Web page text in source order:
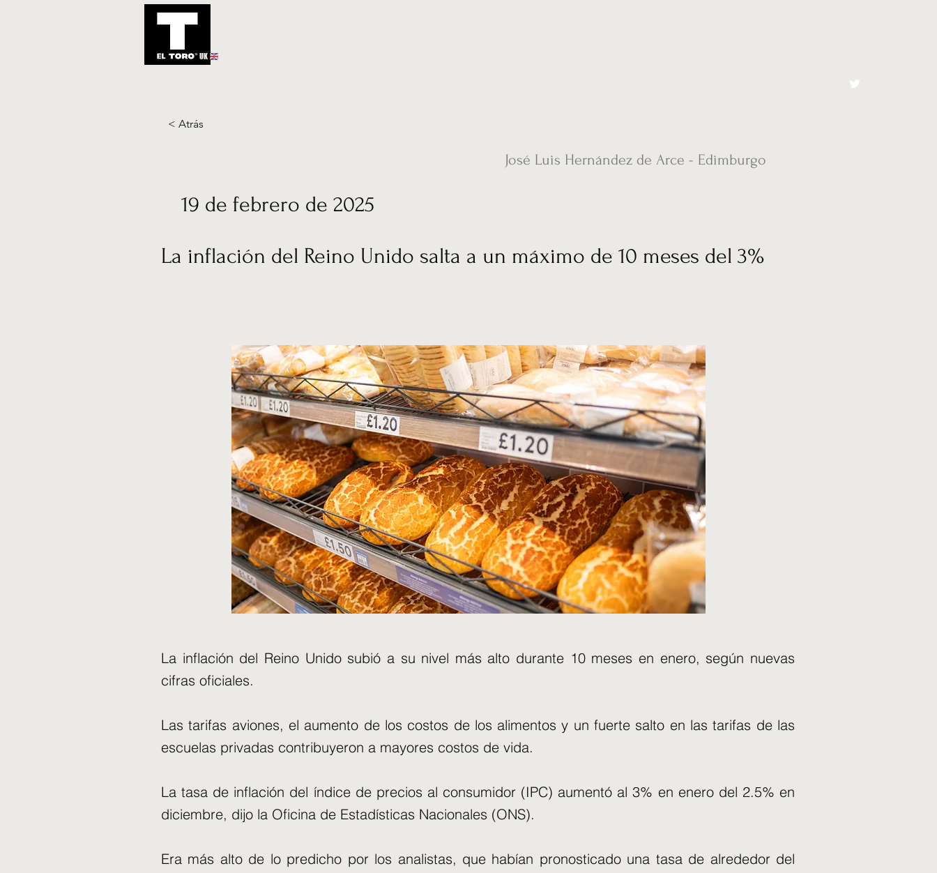
UK
< Atrás
José Luis Hernández de Arce - Edimburgo
19 de febrero de 2025
La inflación del Reino Unido salta a un máximo de 10 meses del 3%
La inflación del Reino Unido subió a su nivel más alto durante 10 meses en enero, según nuevas
cifras oficiales.
Las tarifas aviones, el aumento de los costos de los alimentos y un fuerte salto en las tarifas de las
escuelas privadas contribuyeron a mayores costos de vida.
La tasa de inflación del índice de precios al consumidor (IPC) aumentó al 3% en enero del 2.5% en
diciembre, dijo la Oficina de Estadísticas Nacionales (ONS).
Era más alto de lo predicho por los analistas, que habían pronosticado una tasa de alrededor del